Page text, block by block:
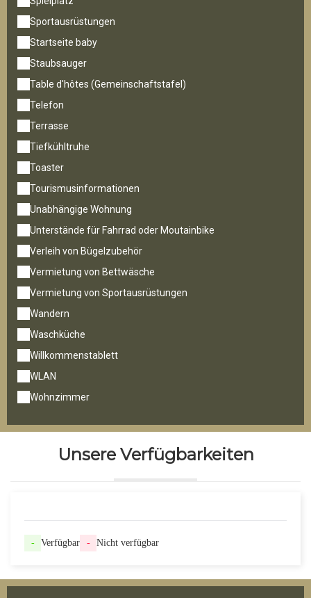
Sportausrüstungen
Startseite baby
Staubsauger
Table d'hôtes (Gemeinschaftstafel)
Telefon
Terrasse
Tiefkühltruhe
Toaster
Tourismusinformationen
Unabhängige Wohnung
Unterstände für Fahrrad oder Moutainbike
Verleih von Bügelzubehör
Vermietung von Bettwäsche
Vermietung von Sportausrüstungen
Wandern
Waschküche
Willkommenstablett
WLAN
Wohnzimmer
Unsere Verfügbarkeiten
- Verfügbar - Nicht verfügbar